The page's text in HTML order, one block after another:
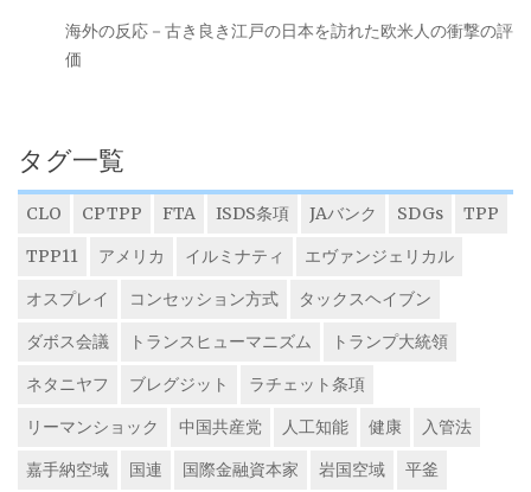
海外の反応－古き良き江戸の日本を訪れた欧米人の衝撃の評
価
タグ一覧
CLO CPTPP FTA ISDS条項 JAバンク SDGs
TPP
TPP11
アメリカ イルミナティ
エヴァンジェリカル
オスプレイ
コンセッション方式
タックスヘイブン
ダボス会議
トランスヒューマニズム
トランプ大統領
ネタニヤフ
ブレグジット
ラチェット条項
リーマンショック
中国共産党 人工知能 健康
入管法
嘉手納空域
国連 国際金融資本家 岩国空域 平釜